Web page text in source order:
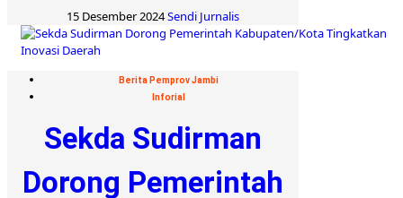
15 Desember 2024Sendi Jurnalis
Berita Pemprov Jambi
Inforial
Sekda Sudirman
Dorong Pemerintah